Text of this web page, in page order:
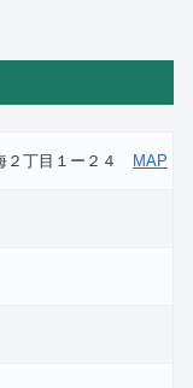
２丁目１ー２４ MAP